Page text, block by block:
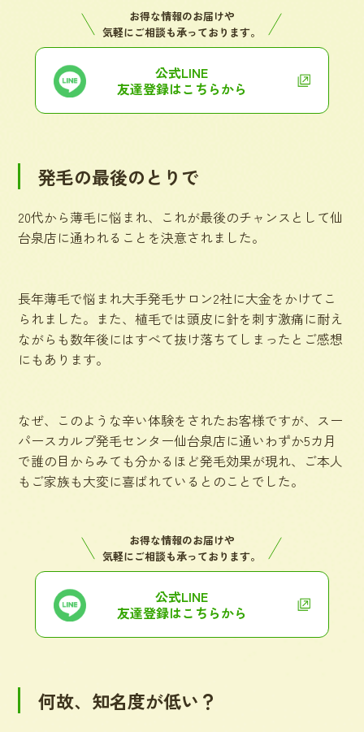
お得な情報のお届けや
気軽にご相談も承っております。
公式LINE
友達登録はこちらから
発毛の最後のとりで
20代から薄毛に悩まれ、これが最後のチャンスとして仙
台泉店に通われることを決意されました。
長年薄毛で悩まれ大手発毛サロン2社に大金をかけてこ
られました。また、植毛では頭皮に針を刺す激痛に耐え
ながらも数年後にはすべて抜け落ちてしまったとご感想
にもあります。
なぜ、このような辛い体験をされたお客様ですが、スー
パースカルプ発毛センター仙台泉店に通いわずか5カ月
で誰の目からみても分かるほど発毛効果が現れ、ご本人
もご家族も大変に喜ばれているとのことでした。
お得な情報のお届けや
気軽にご相談も承っております。
公式LINE
友達登録はこちらから
何故、知名度が低い？